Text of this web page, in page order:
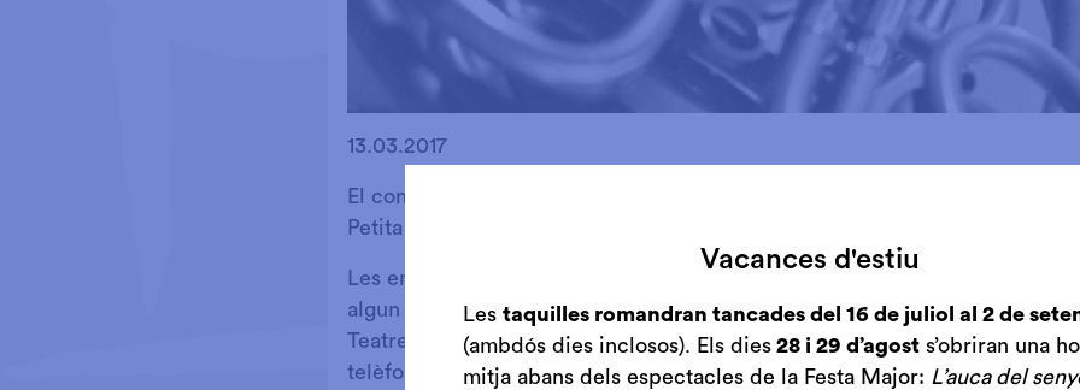
13.03.2017
El concert
previst per divendres 17 de març a les 19
Petita del Teatre Auditori, es posposa pel divendres 28 d'abril a la mateixa
Les entrades comprades per la sessió de les 20 h seran vàlides per
algun motiu no podeu assistir a l'espectacle, poseu-vos en contacte amb
Teatre Auditori de Granollers a través del mail
telèfon 93 840 51 21. Les entrades gratuïtes pel concert de les 19 h són
Vacances d'estiu
Les taquilles romandran tancades del 16 de juliol al 2 de
(ambdós dies inclosos). Els dies 28 i 29 d’agost s’obriran una
mitja abans dels espectacles de la Festa Major: L’auca del